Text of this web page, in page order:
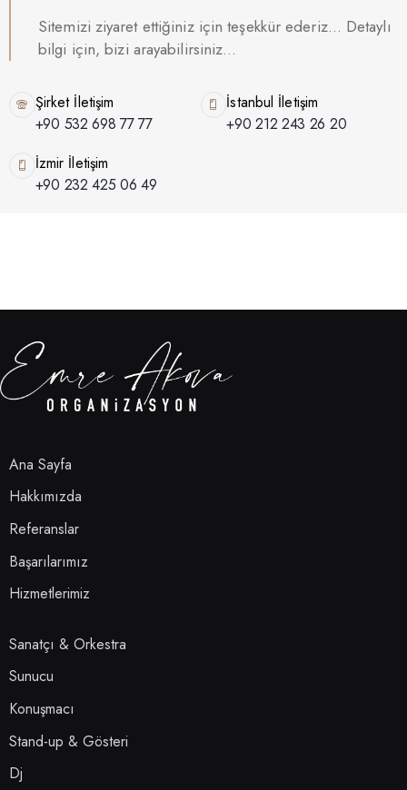
Sitemizi ziyaret ettiğiniz için teşekkür ederiz… Detaylı
bilgi için, bizi arayabilirsiniz…
Şirket İletişim
+90 532 698 77 77
İstanbul İletişim
+90 212 243 26 20
İzmir İletişim
+90 232 425 06 49
Ana Sayfa
Hakkımızda
Referanslar
Başarılarımız
Hizmetlerimiz
Sanatçı & Orkestra
Sunucu
Konuşmacı
Stand-up & Gösteri
Dj